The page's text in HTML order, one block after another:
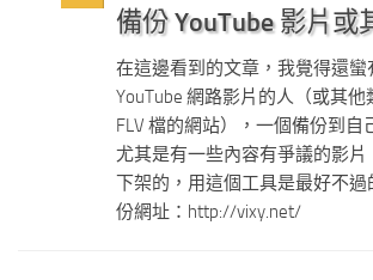
備份 YouTube 影片或
在這邊看到的文章，我覺得還蠻
YouTube 網路影片的人（或其他
FLV 檔的網站），一個備份到自
尤其是有一些內容有爭議的影
下架的，用這個工具是最好不過
份網址：http://vixy.net/